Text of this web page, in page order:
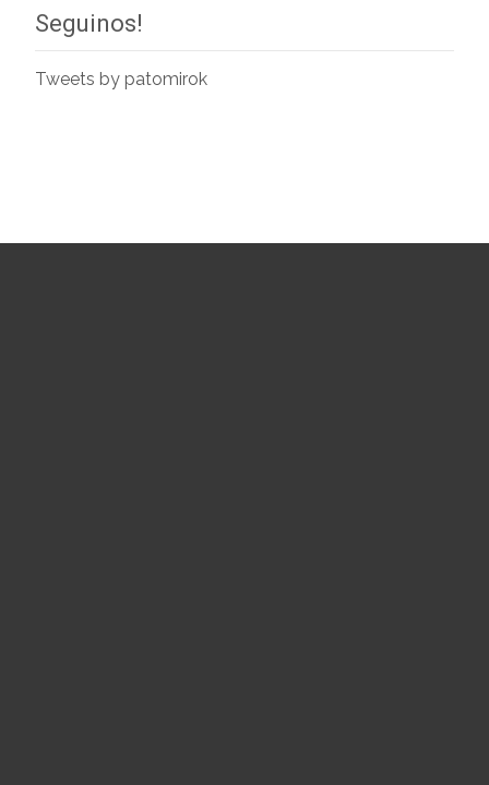
Seguinos!
Tweets by patomirok